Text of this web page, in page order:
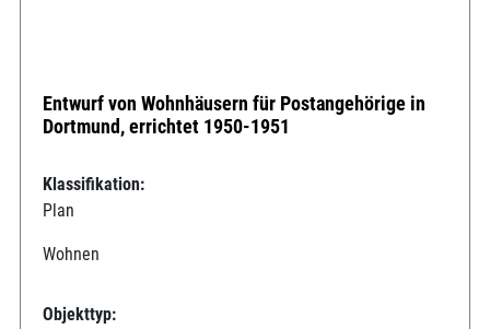
Entwurf von Wohnhäusern für Postangehörige in
Dortmund, errichtet 1950-1951
Klassifikation:
Plan
Wohnen
Objekttyp: